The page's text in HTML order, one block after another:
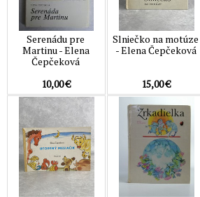
Serenádu pre
Martinu - Elena
Čepčeková
10,00 €
Slniečko na motúze
- Elena Čepčeková
15,00 €